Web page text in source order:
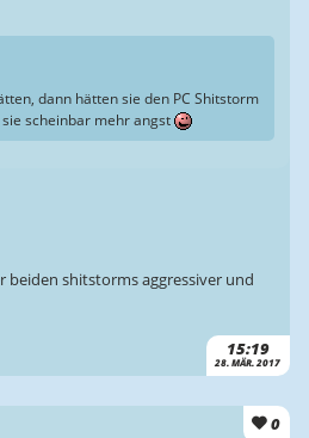
15:19
28. MÄR. 2017
dann hätten sie den PC Shitstorm
scheinbar mehr angst
beiden shitstorms aggressiver und
0